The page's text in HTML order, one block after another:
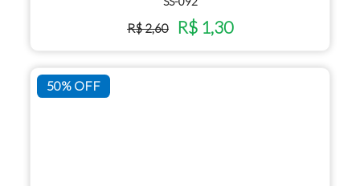
R$ 2,60 R$ 1,30
50% OFF